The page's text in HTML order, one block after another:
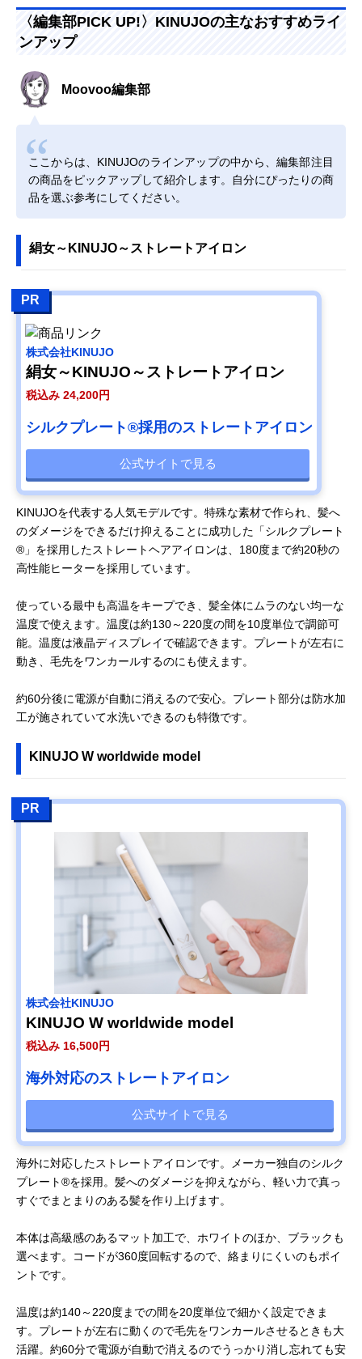
〈編集部PICK UP!〉KINUJOの主なおすすめライ
ンアップ
Moovoo編集部
ここからは、KINUJOのラインアップの中から、編集部注目
の商品をピックアップして紹介します。自分にぴったりの商
品を選ぶ参考にしてください。
絹女～KINUJO～ストレートアイロン
PR
株式会社KINUJO
絹女～KINUJO～ストレートアイロン
税込み 24,200円
シルクプレート®採用のストレートアイロン
公式サイトで見る
KINUJOを代表する人気モデルです。特殊な素材で作られ、髪へ
のダメージをできるだけ抑えることに成功した「シルクプレート
®」を採用したストレートヘアアイロンは、180度まで約20秒の
高性能ヒーターを採用しています。
使っている最中も高温をキープでき、髪全体にムラのない均一な
温度で使えます。温度は約130～220度の間を10度単位で調節可
能。温度は液晶ディスプレイで確認できます。プレートが左右に
動き、毛先をワンカールするのにも使えます。
約60分後に電源が自動に消えるので安心。プレート部分は防水加
工が施されていて水洗いできるのも特徴です。
KINUJO W worldwide model
PR
株式会社KINUJO
KINUJO W worldwide model
税込み 16,500円
海外対応のストレートアイロン
公式サイトで見る
海外に対応したストレートアイロンです。メーカー独自のシルク
プレート®を採用。髪へのダメージを抑えながら、軽い力で真っ
すぐでまとまりのある髪を作り上げます。
本体は高級感のあるマット加工で、ホワイトのほか、ブラックも
選べます。コードが360度回転するので、絡まりにくいのもポイ
ントです。
温度は約140～220度までの間を20度単位で細かく設定できま
す。プレートが左右に動くので毛先をワンカールさせるときも大
活躍。約60分で電源が自動で消えるのでうっかり消し忘れても安